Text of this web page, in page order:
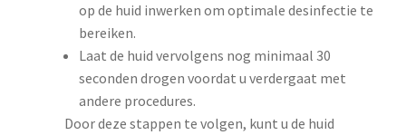
op de huid inwerken om optimale desinfectie te
bereiken.
Laat de huid vervolgens nog minimaal 30
seconden drogen voordat u verdergaat met
andere procedures.
Door deze stappen te volgen, kunt u de huid